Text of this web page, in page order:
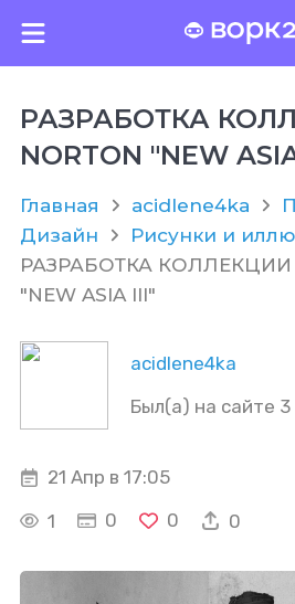
РАЗРАБОТКА
NORTON "NEW
Главная acidlene4ka
Дизайн
Рисунки и
РАЗРАБОТКА КОЛЛЕКЦИИ
"NEW ASIA III"
acidlene4ka
Был(а) на сайте
21 Апр в 17:05
1
0 0 0